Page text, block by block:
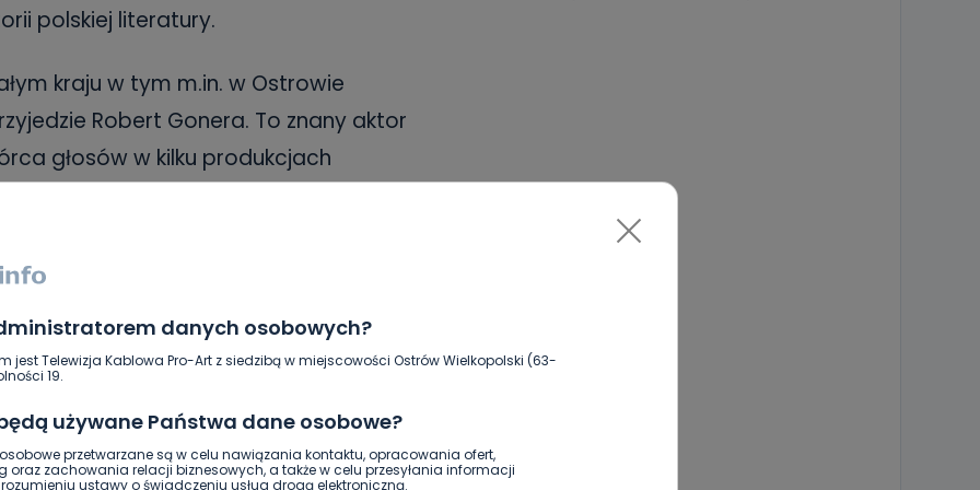
danych osobowych?
jest Telewizja Kablowa Pro-Art z siedzibą w miejscowości Ostrów Wielkopolski (63-
19.
używane Państwa dane osobowe?
przetwarzane są w celu nawiązania kontaktu, opracowania ofert,
oraz zachowania relacji biznesowych, a także w celu przesyłania informacji
ustawy o świadczeniu usług drogą elektroniczną.
polskiej literatury.
kraju w tym m.in. w Ostrowie
Robert Gonera. To znany aktor
głosów w kilku produkcjach
na przełomie lat 80. i 90.
się m.in. rola w adaptacji filmowej
powieści Stefana Żeromskiego. To
w 2018 roku.
okazji Narodowego Czytania aktorka
„Moralności pani Dulskiej”